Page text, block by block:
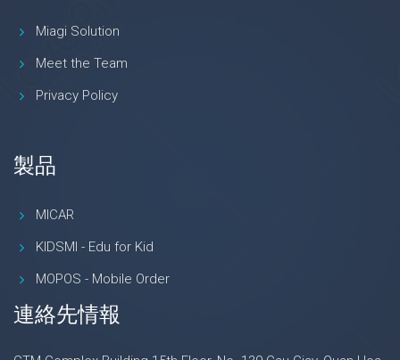
Miagi Solution
Meet the Team
Privacy Policy
製品
MICAR
KIDSMI - Edu for Kid
MOPOS - Mobile Order
連絡先情報